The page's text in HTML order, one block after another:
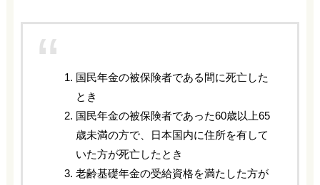
国民年金の被保険者である間に死亡した
とき
国民年金の被保険者であった60歳以上65
歳未満の方で、日本国内に住所を有して
いた方が死亡したとき
老齢基礎年金の受給資格を満たした方が